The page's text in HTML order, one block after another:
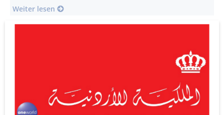
Weiter lesen